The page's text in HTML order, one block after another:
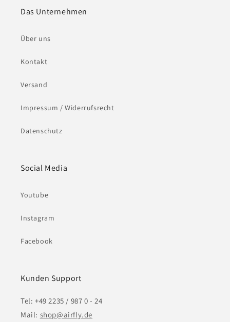
Das Unternehmen
Über uns
Kontakt
Versand
Impressum / Widerrufsrecht
Datenschutz
Social Media
Youtube
Instagram
Facebook
Kunden Support
Tel: +49 2235 / 987 0 - 24
Mail: shop@airfly.de